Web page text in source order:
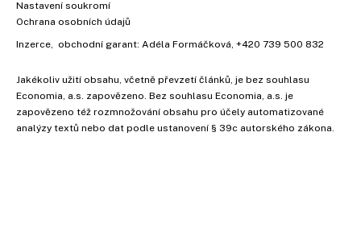
Nastavení soukromí
Ochrana osobních údajů
Inzerce, obchodní garant: Adéla Formáčková, +420 739 500 832
Jakékoliv užití obsahu, včetně převzetí článků, je bez souhlasu
Economia, a.s. zapovězeno. Bez souhlasu Economia, a.s. je
zapovězeno též rozmnožování obsahu pro účely automatizované
analýzy textů nebo dat podle ustanovení § 39c autorského zákona.